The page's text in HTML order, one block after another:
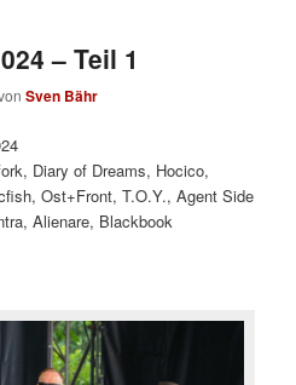
– Teil 1
Sven Bähr
Diary of Dreams, Hocico,
Ost+Front, T.O.Y., Agent Side
Alienare, Blackbook